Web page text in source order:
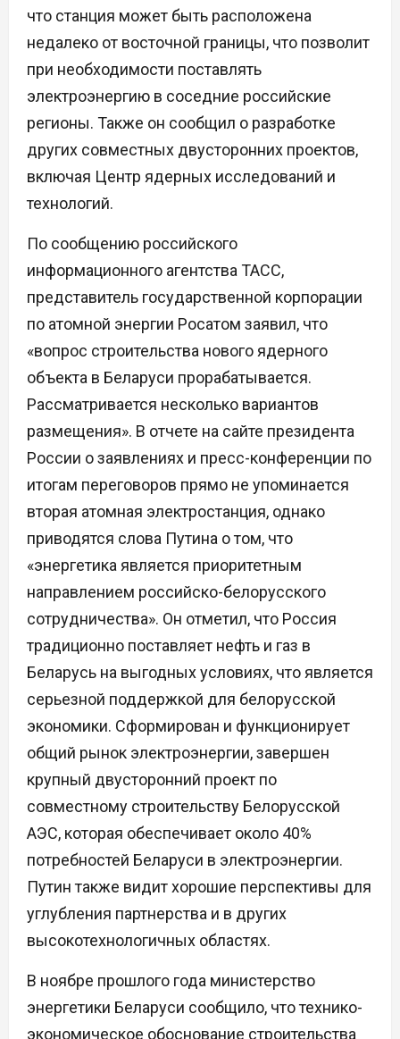
что станция может быть расположена
недалеко от восточной границы, что позволит
при необходимости поставлять
электроэнергию в соседние российские
регионы. Также он сообщил о разработке
других совместных двусторонних проектов,
включая Центр ядерных исследований и
технологий.
По сообщению российского
информационного агентства ТАСС,
представитель государственной корпорации
по атомной энергии Росатом заявил, что
«вопрос строительства нового ядерного
объекта в Беларуси прорабатывается.
Рассматривается несколько вариантов
размещения». В отчете на сайте президента
России о заявлениях и пресс-конференции по
итогам переговоров прямо не упоминается
вторая атомная электростанция, однако
приводятся слова Путина о том, что
«энергетика является приоритетным
направлением российско-белорусского
сотрудничества». Он отметил, что Россия
традиционно поставляет нефть и газ в
Беларусь на выгодных условиях, что является
серьезной поддержкой для белорусской
экономики. Сформирован и функционирует
общий рынок электроэнергии, завершен
крупный двусторонний проект по
совместному строительству Белорусской
АЭС, которая обеспечивает около 40%
потребностей Беларуси в электроэнергии.
Путин также видит хорошие перспективы для
углубления партнерства и в других
высокотехнологичных областях.
В ноябре прошлого года министерство
энергетики Беларуси сообщило, что технико-
экономическое обоснование строительства